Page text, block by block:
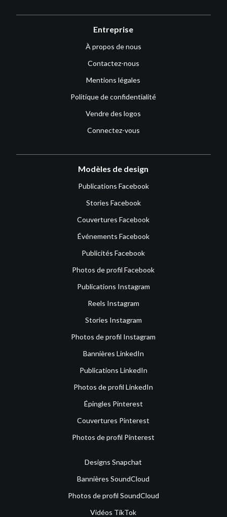
Entreprise
À propos de nous
Contactez-nous
Mentions légales
Politique de confidentialité
Vendre des logos
Connectez-vous
Modèles de design
Publications Facebook
Stories Facebook
Couvertures Facebook
Événements Facebook
Publicités Facebook
Photos de profil Facebook
Publications Instagram
Reels Instagram
Stories Instagram
Photos de profil Instagram
Bannières LinkedIn
Publications LinkedIn
Photos de profil LinkedIn
Épingles Pinterest
Couvertures Pinterest
Photos de profil Pinterest
Designs Snapchat
Bannières SoundCloud
Photos de profil SoundCloud
Vidéos TikTok